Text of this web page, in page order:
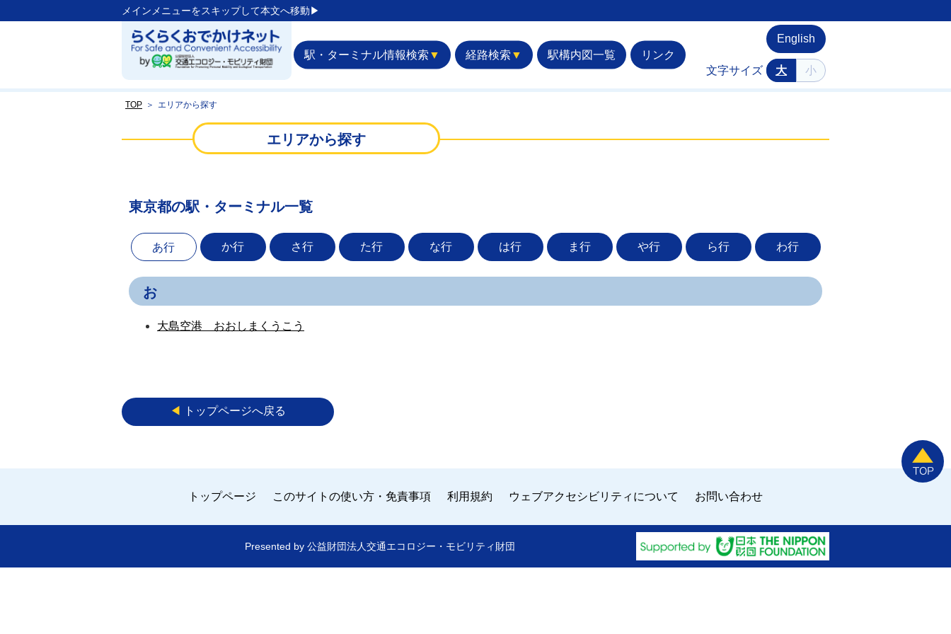
メインメニューをスキップして本文へ移動▶︎
駅・ターミナル情報検索 ▼ 経路検索 ▼ 駅構内図一覧 リンク
English
文字サイズ 大 小
TOP ＞ エリアから探す
エリアから探す
東京都の駅・ターミナル一覧
あ行 か行 さ行 た行 な行 は行 ま行 や行 ら行 わ行
お
大島空港 おおしまくうこう
◀︎ トップページへ戻る
トップページ このサイトの使い方・免責事項 利用規約 ウェブアクセシビリティについて お問い合わせ
Presented by 公益財団法人交通エコロジー・モビリティ財団